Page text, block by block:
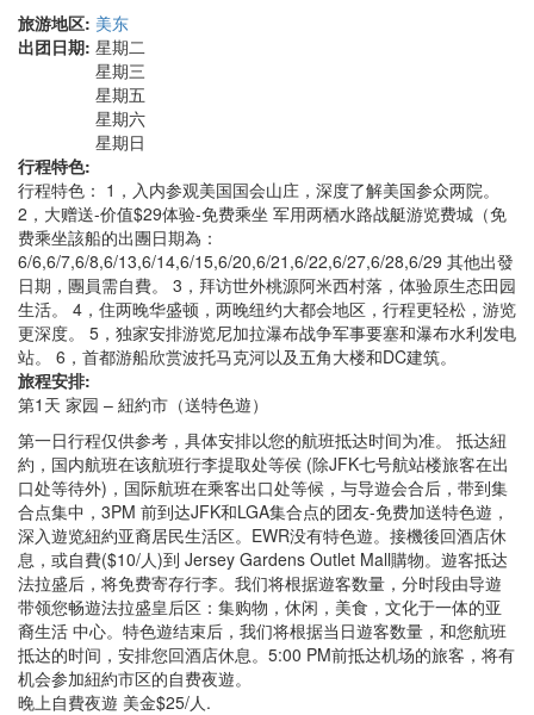
旅游地区: 美东
出团日期: 星期二
星期三
星期五
星期六
星期日
行程特色:
行程特色： 1，入内参观美国国会山庄，深度了解美国参众两院。
2，大赠送-价值$29体验-免费乘坐 军用两栖水路战艇游览费城（免
费乘坐該船的出團日期為：
6/6,6/7,6/8,6/13,6/14,6/15,6/20,6/21,6/22,6/27,6/28,6/29 其他出發
日期，團員需自費。 3，拜访世外桃源阿米西村落，体验原生态田园
生活。 4，住两晚华盛顿，两晚纽约大都会地区，行程更轻松，游览
更深度。 5，独家安排游览尼加拉瀑布战争军事要塞和瀑布水利发电
站。 6，首都游船欣赏波托马克河以及五角大楼和DC建筑。
旅程安排:
第1天 家园 – 紐約市（送特色遊）
第一日行程仅供参考，具体安排以您的航班抵达时间为准。 抵达紐
約，国内航班在该航班行李提取处等侯 (除JFK七号航站楼旅客在出
口处等待外)，国际航班在乘客出口处等候，与导遊会合后，带到集
合点集中，3PM 前到达JFK和LGA集合点的团友-免费加送特色遊，
深入遊览紐約亚裔居民生活区。EWR没有特色遊。接機後回酒店休
息，或自費($10/人)到 Jersey Gardens Outlet Mall購物。遊客抵达
法拉盛后，将免费寄存行李。我们将根据遊客数量，分时段由导遊
带领您畅遊法拉盛皇后区：集购物，休闲，美食，文化于一体的亚
裔生活 中心。特色遊结束后，我们将根据当日遊客数量，和您航班
抵达的时间，安排您回酒店休息。5:00 PM前抵达机场的旅客，将有
机会参加紐約市区的自费夜遊。
晚上自費夜遊 美金$25/人.